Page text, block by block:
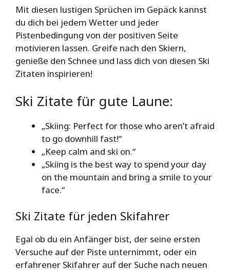
Mit diesen lustigen Sprüchen im Gepäck kannst
du dich bei jedem Wetter und jeder
Pistenbedingung von der positiven Seite
motivieren lassen. Greife nach den Skiern,
genieße den Schnee und lass dich von diesen Ski
Zitaten inspirieren!
Ski Zitate für gute Laune:
„Skiing: Perfect for those who aren’t afraid
to go downhill fast!“
„Keep calm and ski on.“
„Skiing is the best way to spend your day
on the mountain and bring a smile to your
face.“
Ski Zitate für jeden Skifahrer
Egal ob du ein Anfänger bist, der seine ersten
Versuche auf der Piste unternimmt, oder ein
erfahrener Skifahrer auf der Suche nach neuen